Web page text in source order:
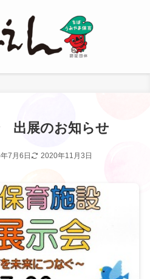
出展のお知らせ
7月6日 2020年11月3日